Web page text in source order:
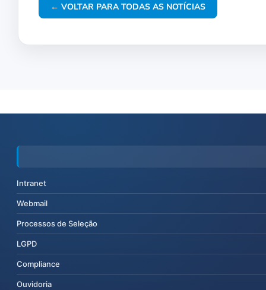
← VOLTAR PARA TODAS AS NOTÍCIAS
Intranet
Webmail
Processos de Seleção
LGPD
Compliance
Ouvidoria